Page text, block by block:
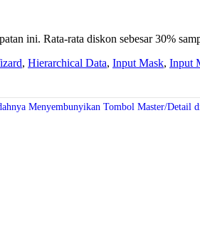
ini. Rata-rata diskon sebesar 30%
, Hierarchical Data, Input Mask, Input
Menyembunyikan Tombol Master/Detail